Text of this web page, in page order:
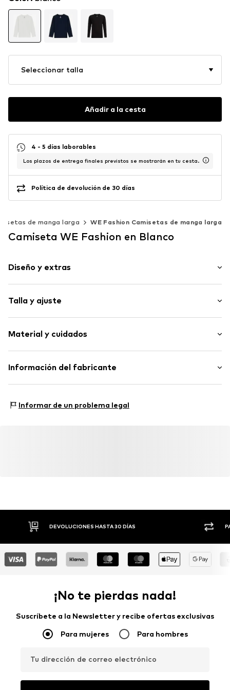
Seleccionar talla
Añadir a la cesta
4 - 5 días laborables
Los plazos de entrega finales previstos se mostrarán en tu cesta.
Política de devolución de 30 días
de manga larga WE Fashion Camisetas de manga larga
Camiseta WE Fashion en Blanco
Diseño y extras
Jersey
Cuello en V
Artículo n.º WEF6644002000001
Talla y ajuste
Ajuste: Ajuste regular
Material y cuidados
Material: 94% Algodón, 6% Elastán
Información del fabricante
3542AD Utecht
Informar de un problema legal
DEVOLUCIONES HASTA 30 DÍAS
¡No te pierdas nada!
Suscríbete a la Newsletter y recibe ofertas exclusivas
Para mujeres Para hombres
Tu dirección de correo electrónico